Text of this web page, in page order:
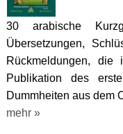
30 arabische
Übersetzungen,
Rückmeldungen,
Publikation des
Dummheiten aus dem
mehr »